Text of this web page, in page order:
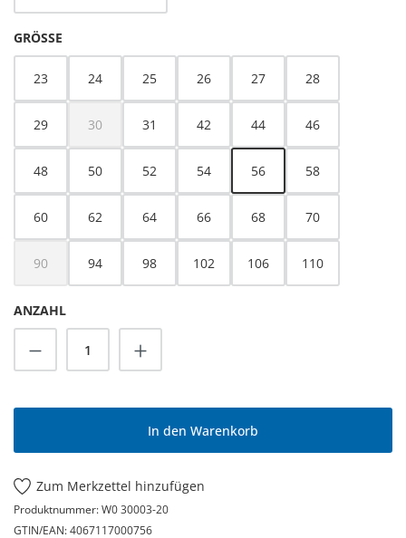
GRÖSSE
23 24 25 26 27 28
29 30
(Diese Option ist zurzeit nicht verfügbar.)
31 42 44 46
48 50 52 54 56 58
60 62 64 66 68 70
90
(Diese Option ist zurzeit nicht verfügbar.)
94 98 102 106 110
ANZAHL
Produkt Anzahl: Gib den gewünschten
In den Warenkorb
Zum Merkzettel hinzufügen
Produktnummer:W0 30003-20
GTIN/EAN:4067117000756